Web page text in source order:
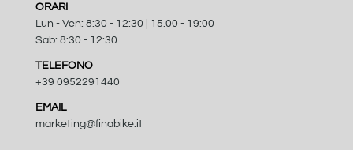
ORARI
Lun - Ven: 8:30 - 12:30 | 15.00 - 19:00
Sab: 8:30 - 12:30
TELEFONO
+39 0952291440
EMAIL
marketing@finabike.it